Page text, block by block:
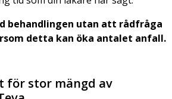
behandlingen utan att rådfråga
detta kan öka antalet anfall.
för stor mängd av